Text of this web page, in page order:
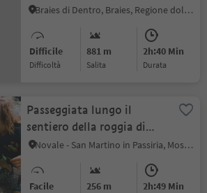
Piccolo
Braies di Dentro, Braies, Regione dolomitica 3 Cime
Difficile
Difficoltà
881 m
Salita
2h:40 Min
durata
Passeggiata lungo il
sentiero della roggia di
Matatz/Ulfas - Waalweg
Novale - San Martino in Passiria, Moso in Passiria, Merano e dintorni
Facile 256 m 2h:49 Min